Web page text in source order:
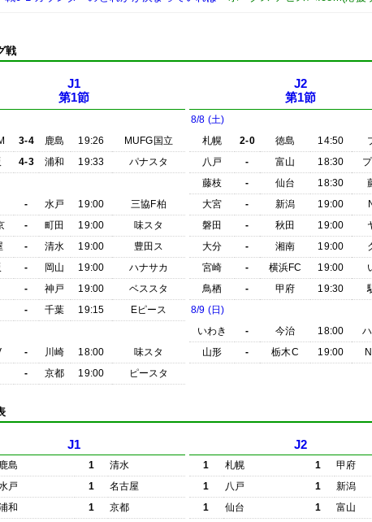
戦
J1
第1節
3-4 鹿島 19:26
MUFG国立
4-3 浦和 19:33
パナスタ
- 水戸 19:00
三協F柏
- 町田 19:00
味スタ
- 清水 19:00
豊田ス
- 岡山 19:00
ハナサカ
- 神戸 19:00
ベススタ
- 千葉 19:15
Eピース
- 川崎 18:00
味スタ
- 京都 19:00 ピースタ
J2
第1節
8/8 (土)
札幌
2-0 徳島 14:50
八戸
- 富山 18:30
藤枝
- 仙台 18:30
大宮
- 新潟 19:00
磐田
- 秋田 19:00
大分
- 湘南 19:00
宮崎
- 横浜FC 19:00
鳥栖
- 甲府 19:30
8/9 (日)
いわき
- 今治 18:00
山形
- 栃木C 19:00
J1
鹿島 1
清水
戸 1
名古屋
和 1
京都
J2
1 札幌 1
甲府
1
八戸 1
新潟
1
仙台 1
富山